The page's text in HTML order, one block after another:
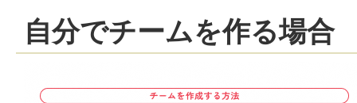
自分でチームを作る場合